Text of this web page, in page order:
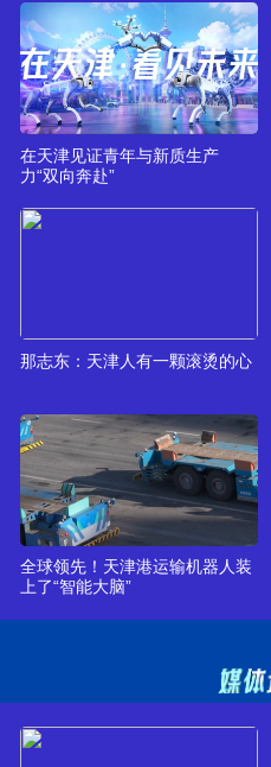
在天津见证青年与新质生产
力“双向奔赴”
那志东：天津人有一颗滚烫的心
全球领先！天津港运输机器人装
上了“智能大脑”